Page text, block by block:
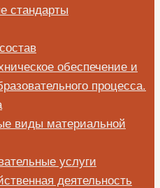
стандарты
обеспечение и
процесса.
виды материальной
услуги
деятельность